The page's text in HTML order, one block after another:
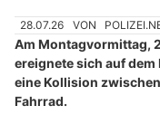
28.07.26 VON
Am Montagvormittag,
ereignete sich auf
eine Kollision
Fahrrad.